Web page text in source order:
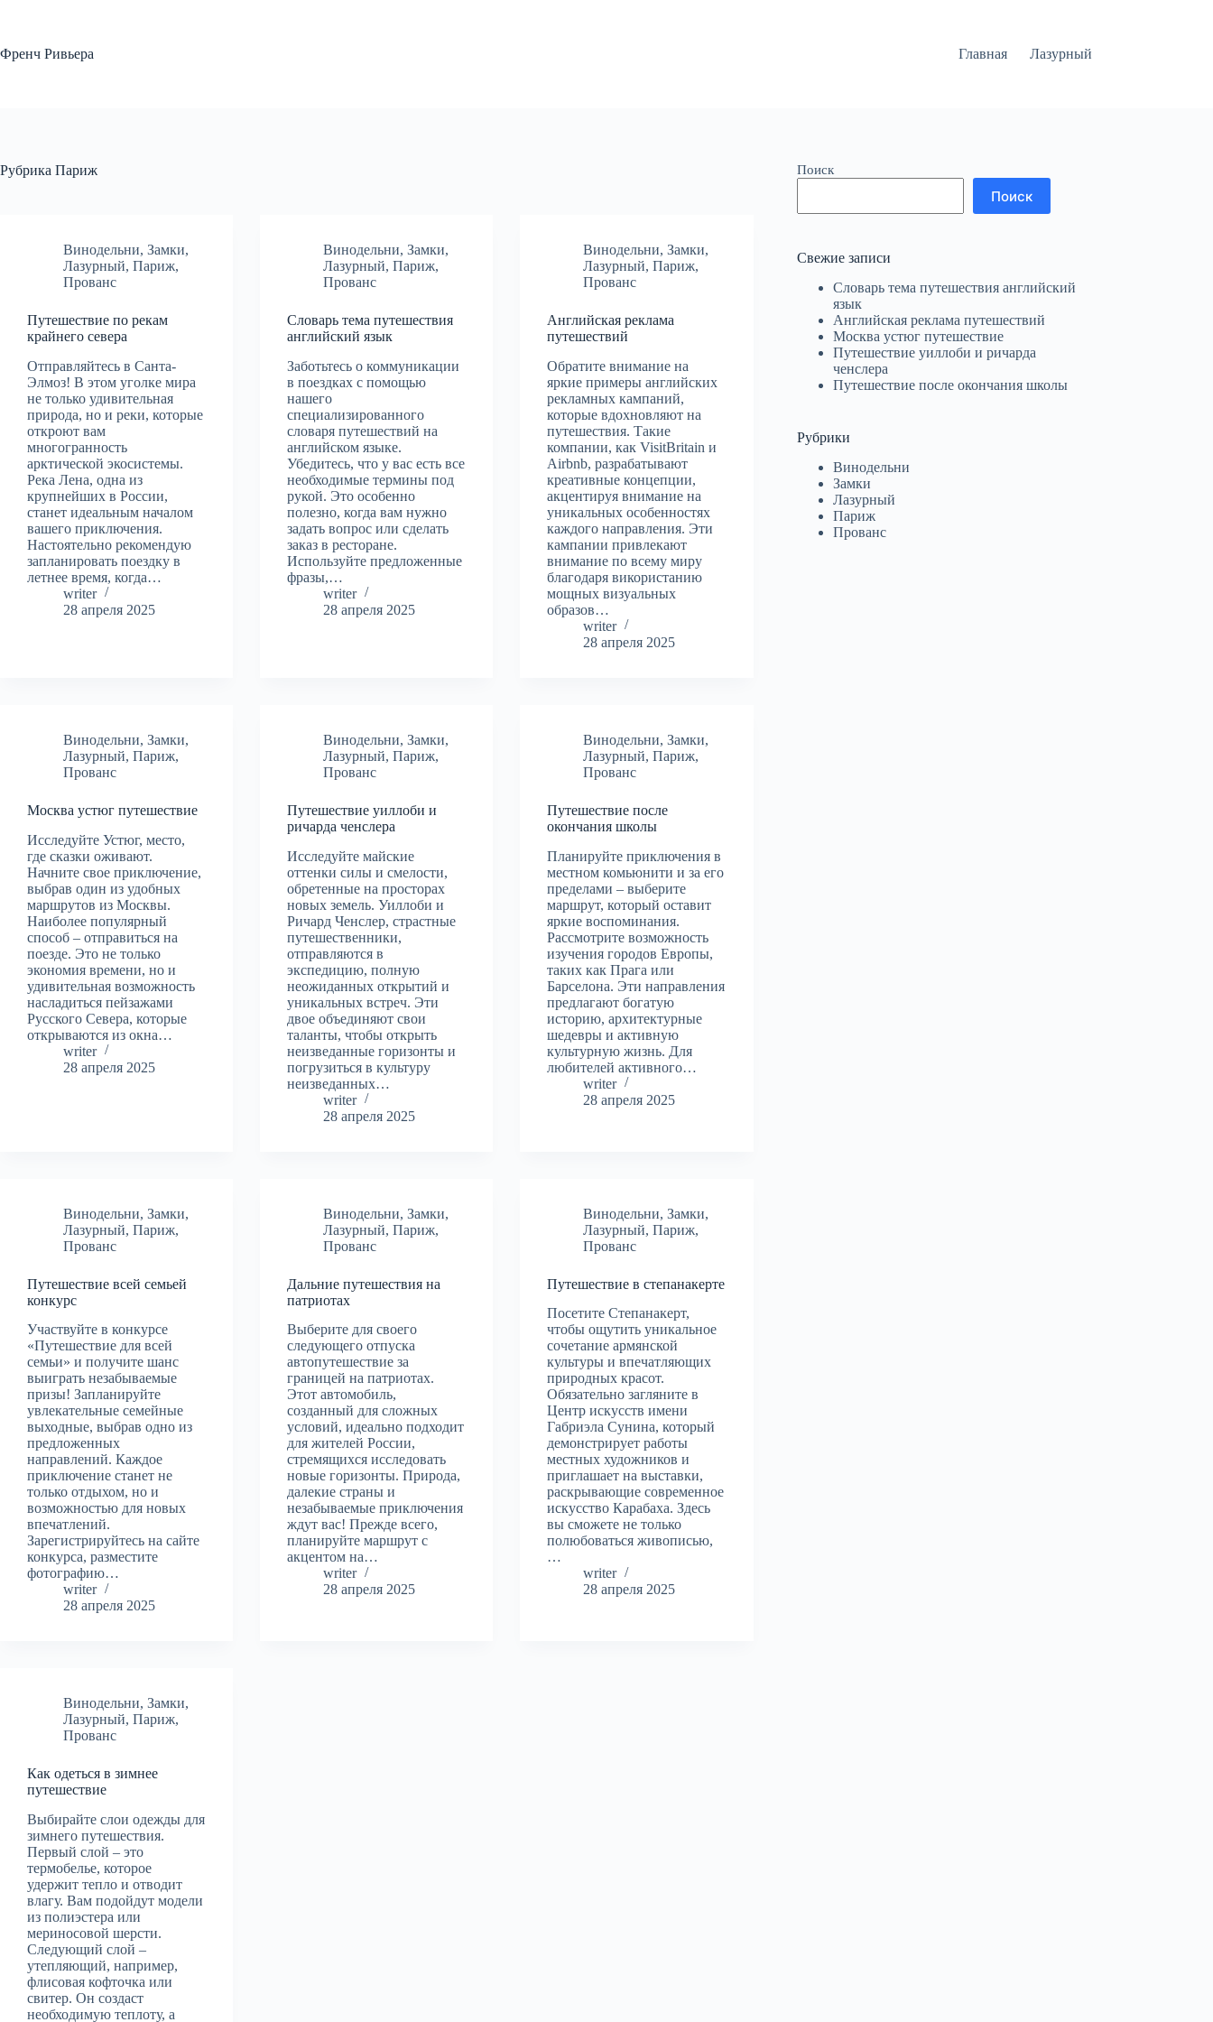
Френч Ривьера
Главная Лазурный
Рубрика Париж
Винодельни, Замки,
Лазурный, Париж,
Прованс
Путешествие по рекам
крайнего севера
Отправляйтесь в Санта-
Элмоз! В этом уголке мира
не только удивительная
природа, но и реки, которые
откроют вам
многогранность
арктической экосистемы.
Река Лена, одна из
крупнейших в России,
станет идеальным началом
вашего приключения.
Настоятельно рекомендую
запланировать поездку в
летнее время, когда…
writer
28 апреля 2025
Винодельни,Замки,
Лазурный,Париж,
Прованс
Словарь тема путешествия
английский язык
Заботьтесь о коммуникации
в поездках с помощью
нашего
специализированного
словаря путешествий на
английском языке.
Убедитесь, что у вас есть все
необходимые термины под
рукой. Это особенно
полезно, когда вам нужно
задать вопрос или сделать
заказ в ресторане.
Используйте предложенные
фразы,…
writer
28 апреля 2025
Винодельни,Замки,
Лазурный,Париж,
Прованс
Английская реклама
путешествий
Обратите внимание на
яркие примеры английских
рекламных кампаний,
которые вдохновляют на
путешествия. Такие
компании, как VisitBritain и
Airbnb, разрабатывают
креативные концепции,
акцентируя внимание на
уникальных особенностях
каждого направления. Эти
кампании привлекают
внимание по всему миру
благодаря використанию
мощных визуальных
образов…
writer
28 апреля 2025
Винодельни, Замки,
Лазурный, Париж,
Прованс
Москва устюг путешествие
Исследуйте Устюг, место,
где сказки оживают.
Начните свое приключение,
выбрав один из удобных
маршрутов из Москвы.
Наиболее популярный
способ – отправиться на
поезде. Это не только
экономия времени, но и
удивительная возможность
насладиться пейзажами
Русского Севера, которые
открываются из окна…
writer
28 апреля 2025
Винодельни,Замки,
Лазурный,Париж,
Прованс
Путешествие уиллоби и
ричарда ченслера
Исследуйте майские
оттенки силы и смелости,
обретенные на просторах
новых земель. Уиллоби и
Ричард Ченслер, страстные
путешественники,
отправляются в
экспедицию, полную
неожиданных открытий и
уникальных встреч. Эти
двое объединяют свои
таланты, чтобы открыть
неизведанные горизонты и
погрузиться в культуру
неизведанных…
writer
28 апреля 2025
Винодельни,Замки,
Лазурный,Париж,
Прованс
Путешествие после
окончания школы
Планируйте приключения в
местном комьюнити и за его
пределами – выберите
маршрут, который оставит
яркие воспоминания.
Рассмотрите возможность
изучения городов Европы,
таких как Прага или
Барселона. Эти направления
предлагают богатую
историю, архитектурные
шедевры и активную
культурную жизнь. Для
любителей активного…
writer
28 апреля 2025
Винодельни, Замки,
Лазурный, Париж,
Прованс
Путешествие всей семьей
конкурс
Участвуйте в конкурсе
«Путешествие для всей
семьи» и получите шанс
выиграть незабываемые
призы! Запланируйте
увлекательные семейные
выходные, выбрав одно из
предложенных
направлений. Каждое
приключение станет не
только отдыхом, но и
возможностью для новых
впечатлений.
Зарегистрируйтесь на сайте
конкурса, разместите
фотографию…
writer
28 апреля 2025
Винодельни,Замки,
Лазурный,Париж,
Прованс
Дальние путешествия на
патриотах
Выберите для своего
следующего отпуска
автопутешествие за
границей на патриотах.
Этот автомобиль,
созданный для сложных
условий, идеально подходит
для жителей России,
стремящихся исследовать
новые горизонты. Природа,
далекие страны и
незабываемые приключения
ждут вас! Прежде всего,
планируйте маршрут с
акцентом на…
writer
28 апреля 2025
Винодельни,Замки,
Лазурный,Париж,
Прованс
Путешествие в степанакерте
Посетите Степанакерт,
чтобы ощутить уникальное
сочетание армянской
культуры и впечатляющих
природных красот.
Обязательно загляните в
Центр искусств имени
Габриэла Сунина, который
демонстрирует работы
местных художников и
приглашает на выставки,
раскрывающие современное
искусство Карабаха. Здесь
вы сможете не только
полюбоваться живописью,
…
writer
28 апреля 2025
Винодельни, Замки,
Лазурный, Париж,
Прованс
Как одеться в зимнее
путешествие
Выбирайте слои одежды для
зимнего путешествия.
Первый слой – это
термобелье, которое
удержит тепло и отводит
влагу. Вам подойдут модели
из полиэстера или
мериносовой шерсти.
Следующий слой –
утепляющий, например,
флисовая кофточка или
свитер. Он создаст
необходимую теплоту, а
Поиск
Поиск
Свежие записи
Словарь тема путешествия английский
язык
Английская реклама путешествий
Москва устюг путешествие
Путешествие уиллоби и ричарда
ченслера
Путешествие после окончания школы
Рубрики
Винодельни
Замки
Лазурный
Париж
Прованс